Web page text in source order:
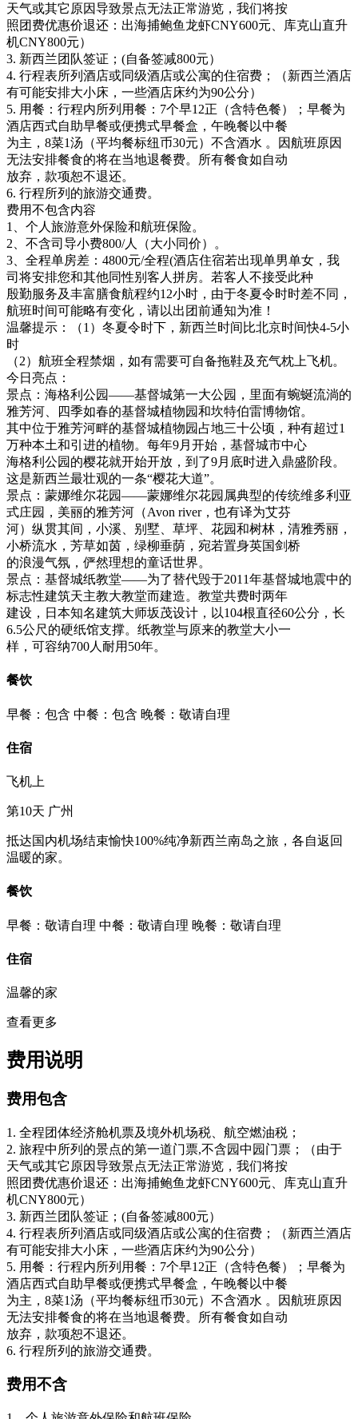
天气或其它原因导致景点无法正常游览，我们将按
照团费优惠价退还：出海捕鲍鱼龙虾CNY600元、库克山直升
机CNY800元）
3. 新西兰团队签证；(自备签减800元）
4. 行程表所列酒店或同级酒店或公寓的住宿费；（新西兰酒店
有可能安排大小床，一些酒店床约为90公分）
5. 用餐：行程内所列用餐：7个早12正（含特色餐）；早餐为
酒店西式自助早餐或便携式早餐盒，午晚餐以中餐
为主，8菜1汤（平均餐标纽币30元）不含酒水 。因航班原因
无法安排餐食的将在当地退餐费。所有餐食如自动
放弃，款项恕不退还。
6. 行程所列的旅游交通费。
费用不包含内容
1、个人旅游意外保险和航班保险。
2、不含司导小费800/人（大小同价）。
3、全程单房差：4800元/全程(酒店住宿若出现单男单女，我
司将安排您和其他同性别客人拼房。若客人不接受此种
殷勤服务及丰富膳食航程约12小时，由于冬夏令时时差不同，
航班时间可能略有变化，请以出团前通知为准！
温馨提示：（1）冬夏令时下，新西兰时间比北京时间快4-5小
时
（2）航班全程禁烟，如有需要可自备拖鞋及充气枕上飞机。
今日亮点：
景点：海格利公园——基督城第一大公园，里面有蜿蜒流淌的
雅芳河、四季如春的基督城植物园和坎特伯雷博物馆。
其中位于雅芳河畔的基督城植物园占地三十公顷，种有超过1
万种本土和引进的植物。每年9月开始，基督城市中心
海格利公园的樱花就开始开放，到了9月底时进入鼎盛阶段。
这是新西兰最壮观的一条“樱花大道”。
景点：蒙娜维尔花园——蒙娜维尔花园属典型的传统维多利亚
式庄园，美丽的雅芳河（Avon river，也有译为艾芬
河）纵贯其间，小溪、别墅、草坪、花园和树林，清雅秀丽，
小桥流水，芳草如茵，绿柳垂荫，宛若置身英国剑桥
的浪漫气氛，俨然理想的童话世界。
景点：基督城纸教堂——为了替代毁于2011年基督城地震中的
标志性建筑天主教大教堂而建造。教堂共费时两年
建设，日本知名建筑大师坂茂设计，以104根直径60公分，长
6.5公尺的硬纸馆支撑。纸教堂与原来的教堂大小一
样，可容纳700人耐用50年。
餐饮
早餐：包含 中餐：包含 晚餐：敬请自理
住宿
飞机上
第10天 广州
抵达国内机场结束愉快100%纯净新西兰南岛之旅，各自返回
温暖的家。
餐饮
早餐：敬请自理 中餐：敬请自理 晚餐：敬请自理
住宿
温馨的家
查看更多
费用说明
费用包含
1. 全程团体经济舱机票及境外机场税、航空燃油税；
2. 旅程中所列的景点的第一道门票,不含园中园门票；（由于
天气或其它原因导致景点无法正常游览，我们将按
照团费优惠价退还：出海捕鲍鱼龙虾CNY600元、库克山直升
机CNY800元）
3. 新西兰团队签证；(自备签减800元）
4. 行程表所列酒店或同级酒店或公寓的住宿费；（新西兰酒店
有可能安排大小床，一些酒店床约为90公分）
5. 用餐：行程内所列用餐：7个早12正（含特色餐）；早餐为
酒店西式自助早餐或便携式早餐盒，午晚餐以中餐
为主，8菜1汤（平均餐标纽币30元）不含酒水 。因航班原因
无法安排餐食的将在当地退餐费。所有餐食如自动
放弃，款项恕不退还。
6. 行程所列的旅游交通费。
费用不含